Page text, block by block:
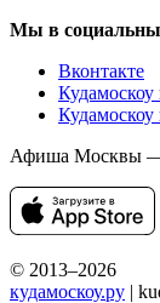
Мы в
Вконтакте
Кудамоскоу
Кудамоскоу
Афиша Москвы —
© 2013–2026
кудамоскоу.ру |